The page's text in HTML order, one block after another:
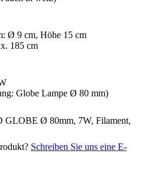
Ø 9 cm, Höhe 15 cm
185 cm
Globe Lampe Ø 80 mm)
GLOBE Ø 80mm, 7W, Filament,
Schreiben Sie uns eine E-